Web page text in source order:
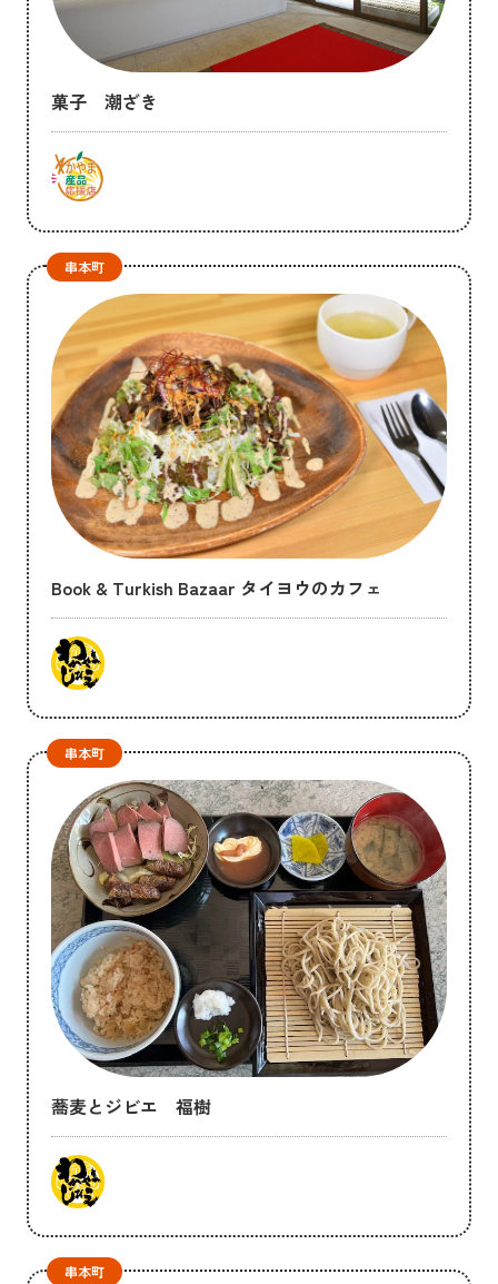
菓子 潮ざき
串本町
Book & Turkish Bazaar タイヨウのカフェ
串本町
蕎麦とジビエ 福樹
串本町